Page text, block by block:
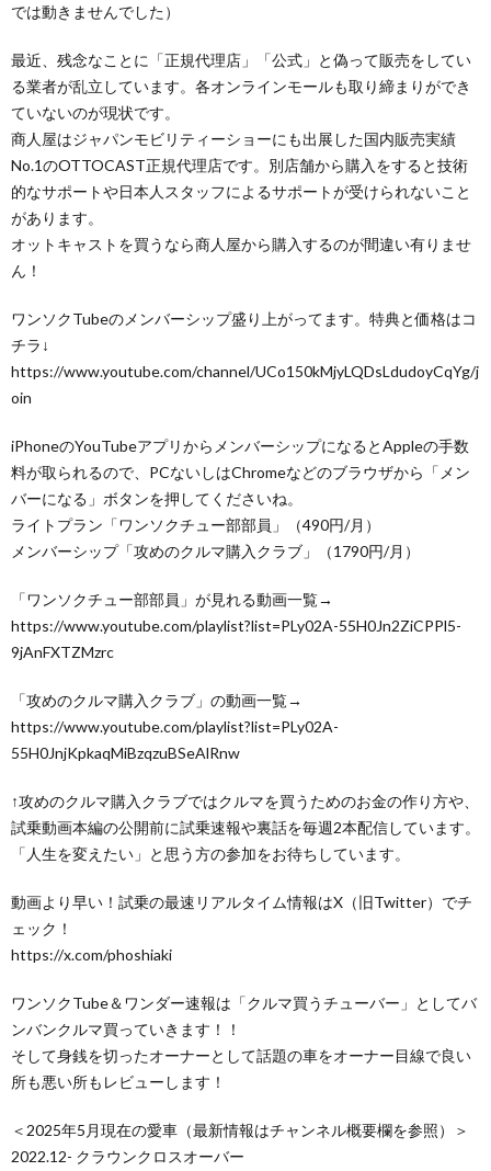
では動きませんでした）
最近、残念なことに「正規代理店」「公式」と偽って販売をしてい
る業者が乱立しています。各オンラインモールも取り締まりができ
ていないのが現状です。
商人屋はジャパンモビリティーショーにも出展した国内販売実績
No.1のOTTOCAST正規代理店です。別店舗から購入をすると技術
的なサポートや日本人スタッフによるサポートが受けられないこと
があります。
オットキャストを買うなら商人屋から購入するのが間違い有りませ
ん！
ワンソクTubeのメンバーシップ盛り上がってます。特典と価格はコ
チラ↓
https://www.youtube.com/channel/UCo150kMjyLQDsLdudoyCqYg/j
oin
iPhoneのYouTubeアプリからメンバーシップになるとAppleの手数
料が取られるので、PCないしはChromeなどのブラウザから「メン
バーになる」ボタンを押してくださいね。
ライトプラン「ワンソクチュー部部員」（490円/月）
メンバーシップ「攻めのクルマ購入クラブ」（1790円/月）
「ワンソクチュー部部員」が見れる動画一覧→
https://www.youtube.com/playlist?list=PLy02A-55H0Jn2ZiCPPl5-
9jAnFXTZMzrc
「攻めのクルマ購入クラブ」の動画一覧→
https://www.youtube.com/playlist?list=PLy02A-
55H0JnjKpkaqMiBzqzuBSeAlRnw
↑攻めのクルマ購入クラブではクルマを買うためのお金の作り方や、
試乗動画本編の公開前に試乗速報や裏話を毎週2本配信しています。
「人生を変えたい」と思う方の参加をお待ちしています。
動画より早い！試乗の最速リアルタイム情報はX（旧Twitter）でチ
ェック！
https://x.com/phoshiaki
ワンソクTube＆ワンダー速報は「クルマ買うチューバー」としてバ
ンバンクルマ買っていきます！！
そして身銭を切ったオーナーとして話題の車をオーナー目線で良い
所も悪い所もレビューします！
＜2025年5月現在の愛車（最新情報はチャンネル概要欄を参照）＞
2022.12- クラウンクロスオーバー